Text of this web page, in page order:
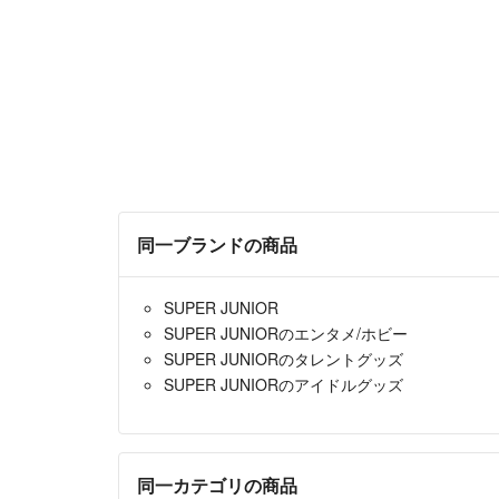
同一ブランドの商品
SUPER JUNIOR
SUPER JUNIORのエンタメ/ホビー
SUPER JUNIORのタレントグッズ
SUPER JUNIORのアイドルグッズ
同一カテゴリの商品